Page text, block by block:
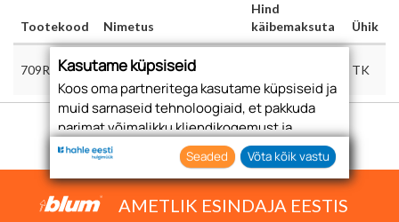
Tootekood Nimetus
Hind
käibemaksuta
Ühik
709RST
KÄEPIDE 128MM, RST-
TK
AMETLIK ESINDAJA EESTIS
Kasutame küpsiseid
Koos oma partneritega kasutame küpsiseid ja
muid sarnaseid tehnoloogiaid, et pakkuda
parimat võimalikku kliendikogemust ja
asjakohast reklaami.
Nõustudes lubate oma teabe kogumiseks ja
kasutamiseks kasutada küpsiseid ja
tehnoloogiaid. Samuti saate oma nõusoleku
Seaded Võta kõik vastu